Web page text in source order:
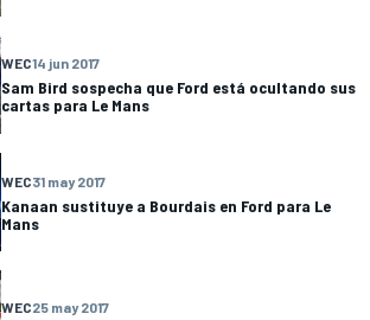
WEC14 jun 2017
Sam Bird sospecha que Ford está ocultando sus
cartas para Le Mans
WEC31 may 2017
Kanaan sustituye a Bourdais en Ford para Le
Mans
WEC25 may 2017